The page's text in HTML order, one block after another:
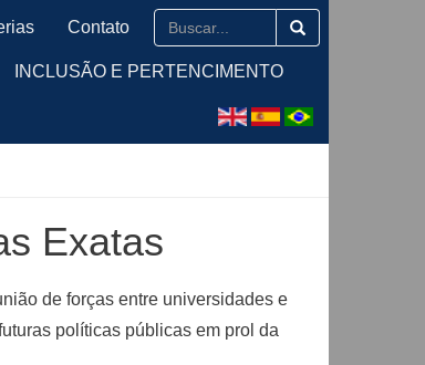
INCLUSÃO E PERTENCIMENTO
Contato
Exatas
de forças entre universidades e
políticas públicas em prol da